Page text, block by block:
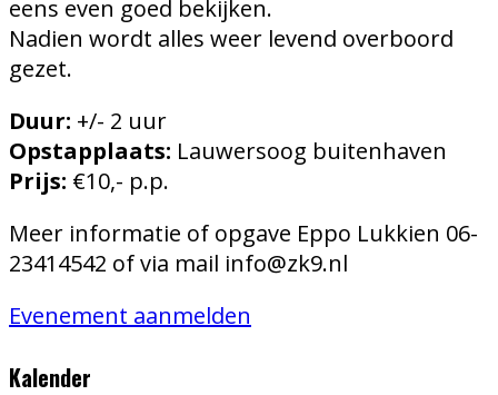
eens even goed bekijken.
Nadien wordt alles weer levend overboord
gezet.
Duur: +/- 2 uur
Opstapplaats: Lauwersoog buitenhaven
Prijs: €10,- p.p.
Meer informatie of opgave Eppo Lukkien 06-
23414542 of via mail info@zk9.nl
Evenement aanmelden
Kalender